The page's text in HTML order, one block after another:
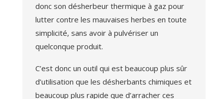
donc son désherbeur thermique à gaz pour
lutter contre les mauvaises herbes en toute
simplicité, sans avoir à pulvériser un
quelconque produit.
C’est donc un outil qui est beaucoup plus sûr
d’utilisation que les désherbants chimiques et
beaucoup plus rapide que d’arracher ces